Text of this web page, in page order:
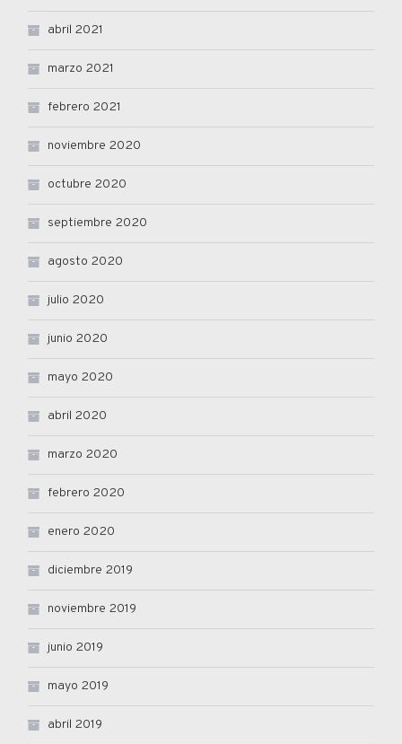
abril 2021
marzo 2021
febrero 2021
noviembre 2020
octubre 2020
septiembre 2020
agosto 2020
julio 2020
junio 2020
mayo 2020
abril 2020
marzo 2020
febrero 2020
enero 2020
diciembre 2019
noviembre 2019
junio 2019
mayo 2019
abril 2019